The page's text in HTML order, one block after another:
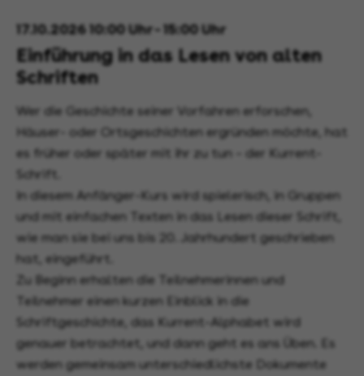
17.10.2026 10:00 Uhr - 15:00 Uhr
Einführung in das Lesen von alten
Schriften
Wer die Geschichte seiner Vorfahren erforschen,
Häuser- oder Ortsgeschichten ergründen möchte, hat
es früher oder später mit ihr zu tun – der Kurrent-
Schrift.
In diesem Anfänger-Kurs wird spielerisch, in Gruppen
und mit einfachen Texten in das Lesen dieser Schrift,
wie man sie bei uns bis 20. Jahrhundert geschrieben
hat, eingeführt.
Zu Beginn erhalten die Teilnehmerinnen und
Teilnehmer einen kurzen Einblick in die
Schriftgeschichte, das Kurrent-Alphabet wird
genauer betrachtet, und dann geht es ans Üben. Es
werden gemeinsam unterschiedlichste Dokumente